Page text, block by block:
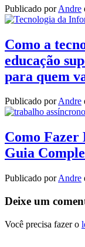
Publicado porAndre
Como a
educação
para quem
Publicado porAndre
Como Fazer
Guia
Publicado porAndre
Deixe um
Você precisa fazer o